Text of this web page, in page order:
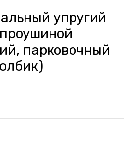
упругий
парковочный